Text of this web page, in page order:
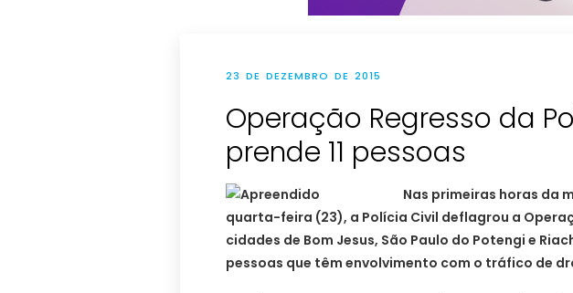
23 DE DEZEMBRO DE 2015
Operação Regresso da
Nas primeiras horas da
quarta-feira (23), a Polícia Civil deflagrou a
cidades de Bom Jesus, São Paulo do Potengi e
pessoas que têm envolvimento com o tráfico de